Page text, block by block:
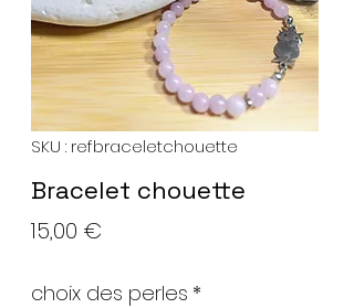
SKU : refbraceletchouette
Bracelet chouette
15,00 €
choix des perles *